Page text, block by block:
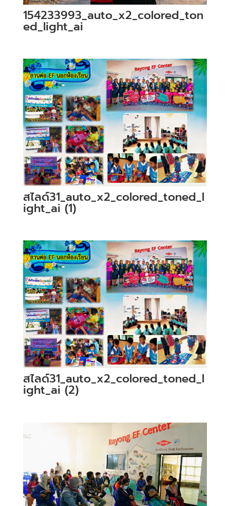
154233993_auto_x2_colored_ton
ed_light_ai
สไลด์31_auto_x2_colored_toned_l
ight_ai (1)
สไลด์31_auto_x2_colored_toned_l
ight_ai (2)